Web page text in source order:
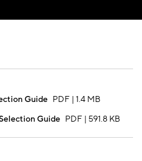
Guide PDF | 1.4 MB
Guide PDF | 591.8 KB